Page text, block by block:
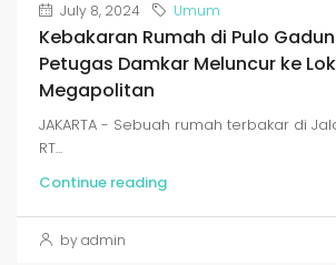
July 8, 2024 Umum
Kebakaran Rumah di Pulo
Petugas Damkar Meluncur ke
Megapolitan
JAKARTA - Sebuah rumah terbakar di
RT...
Continue reading
by admin